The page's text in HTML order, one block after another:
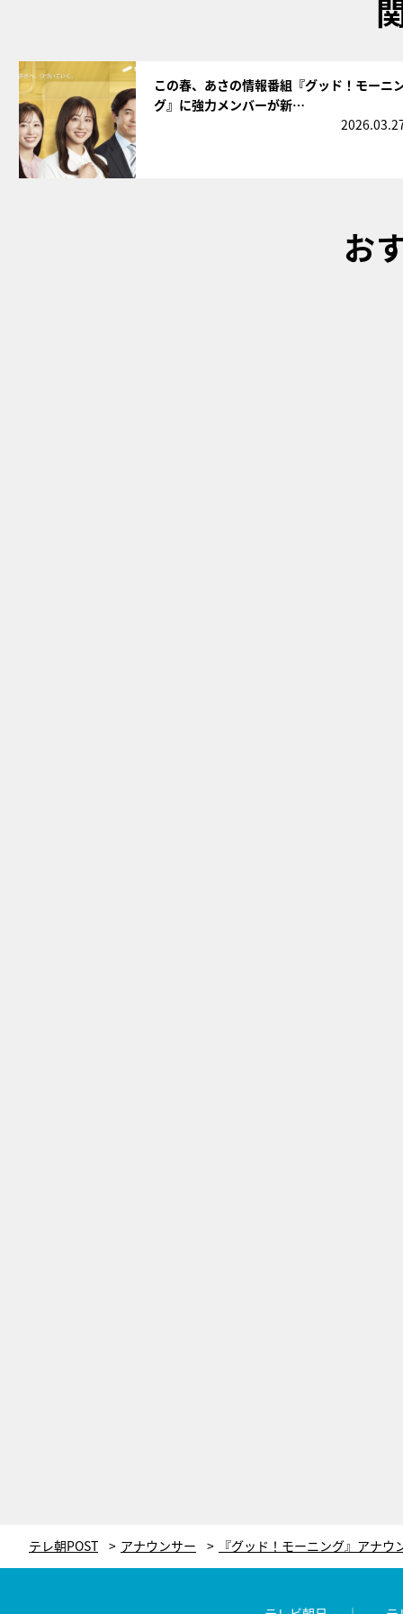
この春、あさの情報番組『グッド！モーニ
グ』に強力メンバーが新…
お
テレ朝POST アナウンサー